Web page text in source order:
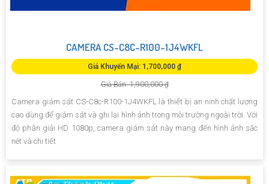
CAMERA CS-C8C-R100-1J4WKFL
Giá Khuyến Mại: 1,700,000 ₫
Giá Bán: 1,900,000 ₫
Camera giám sát CS-C8c-R100-1J4WKFL là thiết bị an ninh chất lượng
cao dùng để giám sát và ghi lại hình ảnh trong môi trường ngoài trời. Với
độ phân giải HD 1080p, camera giám sát này mang đến hình ảnh sắc
nét và chi tiết